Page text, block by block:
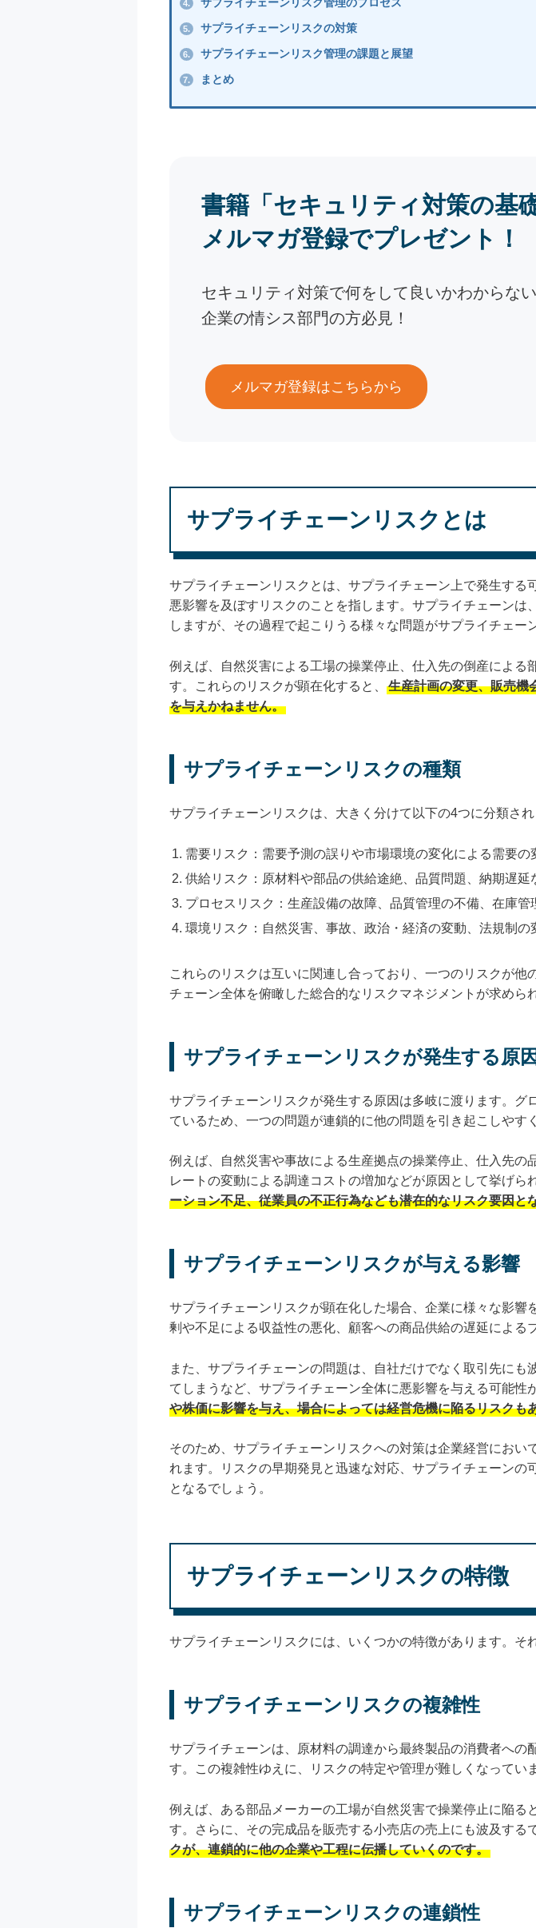
4.
5. サプライチェーンリスクの対策
6. サプライチェーンリスク管理の課題と展望
7. まとめ
書籍「セキュリティ対策の基
メルマガ登録でプレゼント！
セキュリティ対策で何をして良いかわからない
企業の情シス部門の方必見！
メルマガ登録はこちらから
サプライチェーンリスクとは
サプライチェーンリスクとは、サプライチェーン上で発生す
悪影響を及ぼすリスクのことを指します。サプライチェーン
しますが、その過程で起こりうる様々な問題がサプライチェー
例えば、自然災害による工場の操業停止、仕入先の倒産によ
す。これらのリスクが顕在化すると、
生産計画の変更、販売機
を与えかねません。
サプライチェーンリスクの種類
サプライチェーンリスクは、大きく分けて以下の4つに分類され
需要リスク：需要予測の誤りや市場環境の変化による需要の
供給リスク：原材料や部品の供給途絶、品質問題、納期遅延
プロセスリスク：生産設備の故障、品質管理の不備、在庫管
環境リスク：自然災害、事故、政治・経済の変動、法規制の
これらのリスクは互いに関連し合っており、一つのリスクが
チェーン全体を俯瞰した総合的なリスクマネジメントが求めら
サプライチェーンリスクが発生する原因
サプライチェーンリスクが発生する原因は多岐に渡ります。
ているため、一つの問題が連鎖的に他の問題を引き起こしやす
例えば、自然災害や事故による生産拠点の操業停止、仕入先
レートの変動による調達コストの増加などが原因として挙げら
ーション不足、従業員の不正行為なども潜在的なリスク要因と
サプライチェーンリスクが与える影響
サプライチェーンリスクが顕在化した場合、企業に様々な影
剰や不足による収益性の悪化、顧客への商品供給の遅延による
また、サプライチェーンの問題は、自社だけでなく取引先に
てしまうなど、サプライチェーン全体に悪影響を与える可能性
や株価に影響を与え、場合によっては経営危機に陥るリスクも
そのため、サプライチェーンリスクへの対策は企業経営にお
れます。リスクの早期発見と迅速な対応、サプライチェーン
となるでしょう。
サプライチェーンリスクの特徴
サプライチェーンリスクには、いくつかの特徴があります。そ
サプライチェーンリスクの複雑性
サプライチェーンは、原材料の調達から最終製品の消費者へ
す。この複雑性ゆえに、リスクの特定や管理が難しくなってい
例えば、ある部品メーカーの工場が自然災害で操業停止に陥
す。さらに、その完成品を販売する小売店の売上にも波及する
クが、連鎖的に他の企業や工程に伝播していくのです。
サプライチェーンリスクの連鎖性